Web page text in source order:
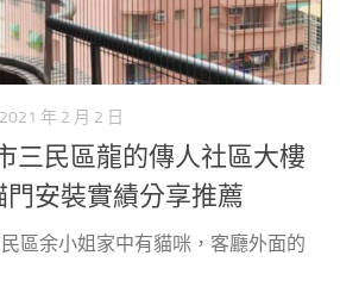
2021 年 2 月 2 日
三民區龍的傳人社區大樓
門安裝實績分享推薦
區余小姐家中有貓咪，客廳外面的